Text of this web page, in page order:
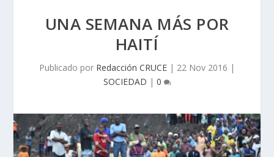
UNA SEMANA MÁS POR
HAITÍ
Publicado por Redacción CRUCE | 22 Nov 2016 |
SOCIEDAD | 0